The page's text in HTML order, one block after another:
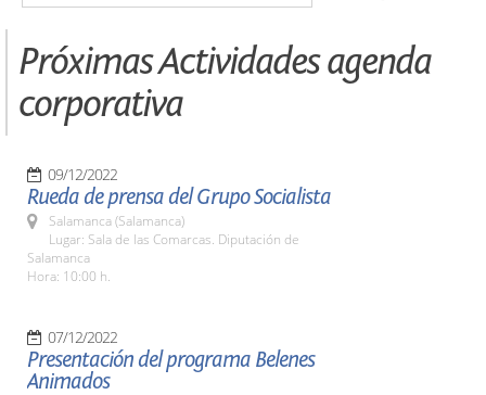
Próximas Actividades agenda
corporativa
09/12/2022
Rueda de prensa del Grupo Socialista
Salamanca (Salamanca)
Lugar: Sala de las Comarcas. Diputación de
Salamanca
Hora: 10:00 h.
07/12/2022
Presentación del programa Belenes
Animados